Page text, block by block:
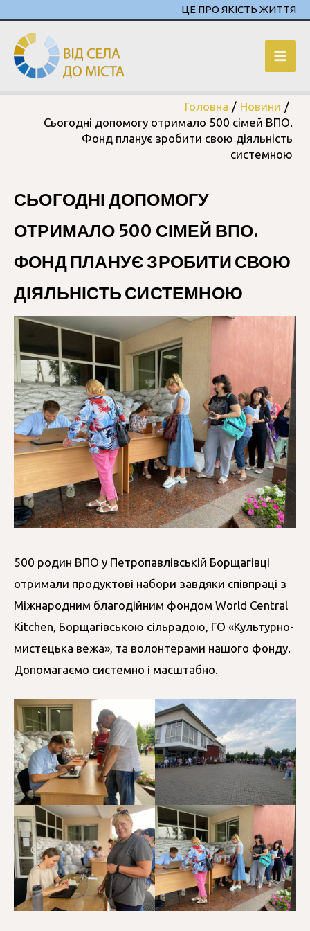
ЦЕ ПРО ЯКІСТЬ ЖИТТЯ
Головна
Новини
Сьогодні допомогу отримало 500 сімей ВПО.
Фонд планує зробити свою діяльність
системною
СЬОГОДНІ ДОПОМОГУ
ОТРИМАЛО 500 СІМЕЙ ВПО.
ФОНД ПЛАНУЄ ЗРОБИТИ СВОЮ
ДІЯЛЬНІСТЬ СИСТЕМНОЮ
500 родин ВПО у Петропавлівській Борщагівці
отримали продуктові набори завдяки співпраці з
Міжнародним благодійним фондом World Central
Kitchen, Борщагівською сільрадою, ГО «Культурно-
мистецька вежа», та волонтерами нашого фонду.
Допомагаємо системно і масштабно.